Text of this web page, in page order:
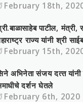
February 18th,
पाटील,
राज्‍य यांनी श्री
February 15th,
अभिनेता संजय दत्‍त यांनी
दर्शन घेतले
February 6th, 2020